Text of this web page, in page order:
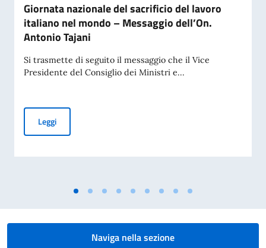
Giornata nazionale del sacrificio del lavoro
italiano nel mondo – Messaggio dell’On.
Antonio Tajani
Si trasmette di seguito il messaggio che il Vice
Presidente del Consiglio dei Ministri e...
LeggiGiornata nazionale del sacrificio del lavoro italiano nel
Naviga nella sezione